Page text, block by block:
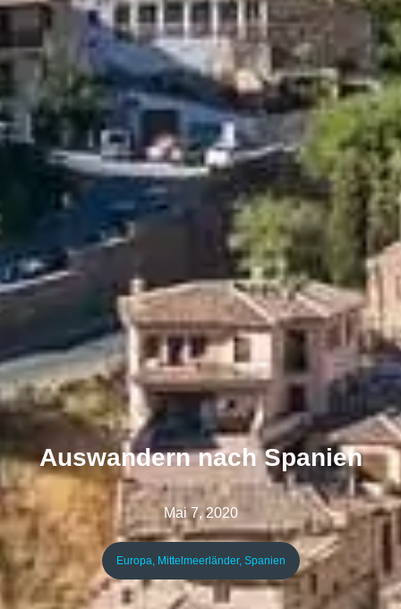
Auswandern nach Spanien
Mai 7, 2020
Europa Mittelmeerländer, Spanien